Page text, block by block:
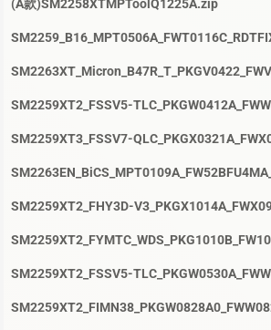
(A款)SM2258XTMPToolQ1225A.zip
SM2259XT2_FSSV5-
SM2259XT3_FSSV7-
SM2259XT2_FHY3D-
SM2259XT2_FSSV5-